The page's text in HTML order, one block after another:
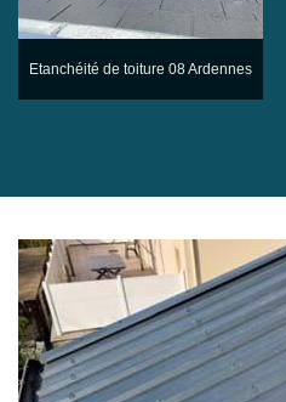
Etanchéité de toiture 08 Ardennes